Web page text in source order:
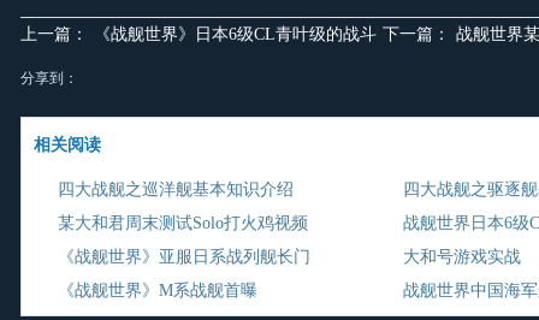
上一篇： 《战舰世界》日本6级CL青叶级的战斗 下一篇： 战舰世界
分享到：
相关阅读
四大战舰之巡洋舰基本知识介绍
四大战舰之驱逐
某大和君周末测试Solo打火鸡视频
战舰世界日本6级
《战舰世界》亚服日系战列舰长门
大和号游戏实战
《战舰世界》M系战舰首曝
战舰世界中国海